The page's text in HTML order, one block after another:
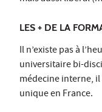
LES + DE LA
Il n’existe pas à
universitaire bi-
médecine interne,
unique en France.